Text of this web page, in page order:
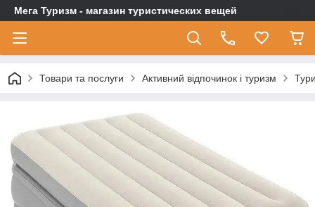
Мега Туризм - магазин туристических вещей
Товари та послуги Активний відпочинок і туризм